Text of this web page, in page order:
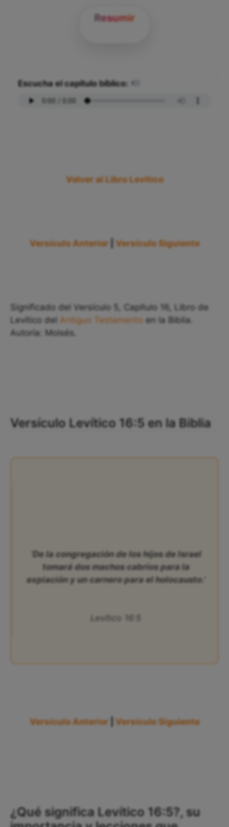
Resumir
Escucha el capítulo bíblico:
Volver al Libro Levítico
Versículo Anterior Versículo Siguiente
Significado del Versículo 5, Capítulo 16, Libro de
Levítico del Antiguo Testamento en la Biblia.
Autoría: Moisés.
Versículo Levítico 16:5 en la Biblia
‘De la congregación de los hijos de Israel
tomará dos machos cabríos para la
expiación y un carnero para el holocausto.’
Levítico 16:5
Versículo Anterior Versículo Siguiente
¿Qué significa Levítico 16:5?, su